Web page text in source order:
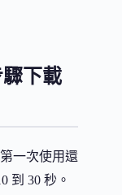
下載
一次使用還
到 30 秒。